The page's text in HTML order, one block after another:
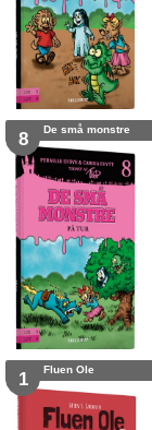
8 De små monstre
1 Fluen Ole